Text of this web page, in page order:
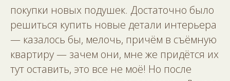
покупки новых подушек. Достаточно было
решиться купить новые детали интерьера
— казалось бы, мелочь, причём в съёмную
квартиру — зачем они, мне же придётся их
тут оставить, это все не моё! Но после